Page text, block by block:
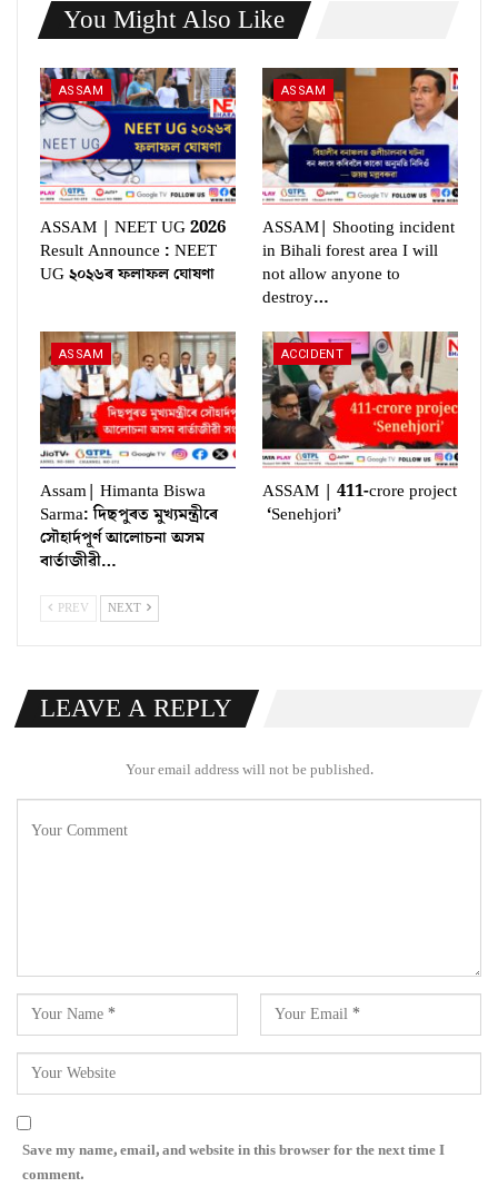
You Might Also Like
ASSAM
ASSAM | NEET UG 2026
Result Announce : NEET
UG ২০২৬ৰ ফলাফল ঘোষণা
ASSAM
ASSAM| Shooting incident
in Bihali forest area I will
not allow anyone to
destroy…
ASSAM
Assam| Himanta Biswa
Sarma: দিছপুৰত মুখ্যমন্ত্ৰীৰে
সৌহাৰ্দপূৰ্ণ আলোচনা অসম
বাৰ্তাজীৱী…
ACCIDENT
ASSAM | 411-crore project
‘Senehjori’
PREV NEXT
LEAVE A REPLY
Your email address will not be published.
Save my name, email, and website in this browser for the next time I
comment.